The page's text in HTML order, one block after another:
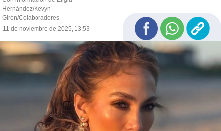
Hernández/Kevyn
Girón/Colaboradores
11 de noviembre de 2025, 13:53